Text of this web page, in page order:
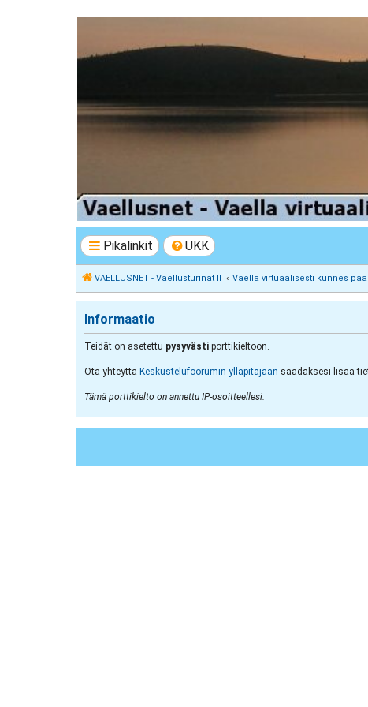
VAELLUSNET - Vaellusturinat II
Keskustelua vaeltamisesta ja Lapista
Pikalinkit UKK
VAELLUSNET - Vaellusturinat II Vaella virtuaalisesti kunnes
Informaatio
Teidät on asetettu pysyvästi porttikieltoon.
Ota yhteyttä Keskustelufoorumin ylläpitäjään saadaksesi lisää
Tämä porttikielto on annettu IP-osoitteellesi.